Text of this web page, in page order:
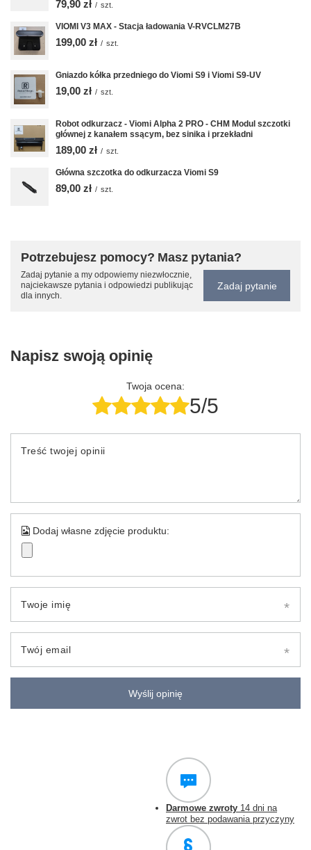
79,90 zł / szt.
VIOMI V3 MAX - Stacja ładowania V-RVCLM27B
199,00 zł / szt.
Gniazdo kółka przedniego do Viomi S9 i Viomi S9-UV
19,00 zł / szt.
Robot odkurzacz - Viomi Alpha 2 PRO - CHM Modul szczotki
głównej z kanałem ssącym, bez sinika i przekładni
189,00 zł / szt.
Główna szczotka do odkurzacza Viomi S9
89,00 zł / szt.
Potrzebujesz pomocy? Masz pytania?
Zadaj pytanie a my odpowiemy niezwłocznie,
najciekawsze pytania i odpowiedzi publikując
dla innych.
Zadaj pytanie
Napisz swoją opinię
Twoja ocena:
5/5
Treść twojej opinii
Dodaj własne zdjęcie produktu:
Twoje imię
Twój email
Wyślij opinię
Darmowe zwroty 14 dni na
zwrot bez podawania przyczyny